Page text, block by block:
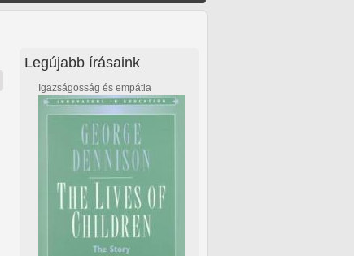
Legújabb írásaink
Igazságosság és empátia